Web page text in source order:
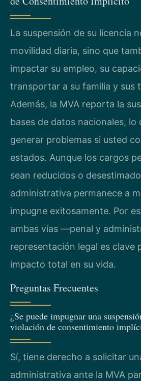
La suspensión de su licencia
movilidad diaria, sino que
impactar su empleo, su
transportar a su familia y sus
Además, la MVA reporta la
bases de datos nacionales, lo
generar problemas si usted
estados. Aunque los cargos
sean reducidos o
administrativa permanece a
impugne exitosamente. Por
ambas vías —penal y
representación legal es clave
impacto total en su vida.
Preguntas Frecuentes
¿Se puede impugnar una
violación de consentimiento
Sí, tiene derecho a solicitar
administrativa ante la MVA